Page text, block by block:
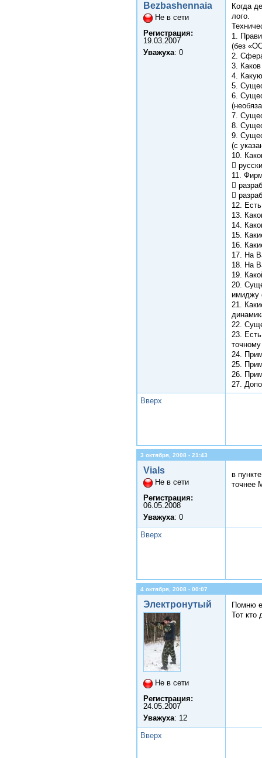
Bezbashennaia
Не в сети
Регистрация:
19.03.2007
Уважуха: 0
Когда
лого.
1.
(без
2.
3.
4.
5.
6.
7.
8.
9.
(с
10.

11.


12.
13.
14.
15.
16.
17. На
18. На
19.
20.
имиджу
21.
22.
23.
24.
25.
26.
27.
Вверх
3 октября, 2008 - 21:43
Vials
Не в сети
Регистрация:
06.05.2008
Уважуха: 0
в
точнее
Вверх
4 октября, 2008 - 00:07
Электронутый
Не в сети
Регистрация:
24.05.2007
Уважуха: 12
Помню
Тот кто
Вверх